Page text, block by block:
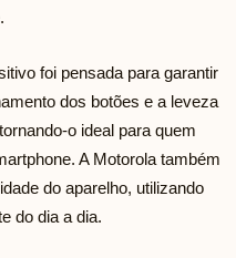
foi pensada para garantir
dos botões e a leveza
o ideal para quem
A Motorola também
do aparelho, utilizando
do dia a dia.